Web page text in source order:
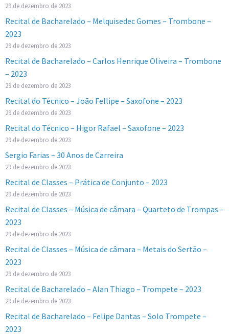
29 de dezembro de 2023
Recital de Bacharelado – Melquisedec Gomes – Trombone –
2023
29 de dezembro de 2023
Recital de Bacharelado – Carlos Henrique Oliveira – Trombone
– 2023
29 de dezembro de 2023
Recital do Técnico – João Fellipe – Saxofone – 2023
29 de dezembro de 2023
Recital do Técnico – Higor Rafael – Saxofone – 2023
29 de dezembro de 2023
Sergio Farias – 30 Anos de Carreira
29 de dezembro de 2023
Recital de Classes – Prática de Conjunto – 2023
29 de dezembro de 2023
Recital de Classes – Música de câmara – Quarteto de Trompas –
2023
29 de dezembro de 2023
Recital de Classes – Música de câmara – Metais do Sertão –
2023
29 de dezembro de 2023
Recital de Bacharelado – Alan Thiago – Trompete – 2023
29 de dezembro de 2023
Recital de Bacharelado – Felipe Dantas – Solo Trompete –
2023